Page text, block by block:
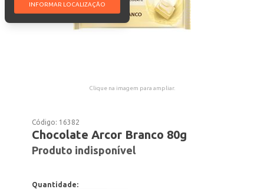
INFORMAR LOCALIZAÇÃO
Clique na imagem para ampliar.
Código: 16382
Chocolate Arcor Branco 80g
Produto indisponível
Quantidade: